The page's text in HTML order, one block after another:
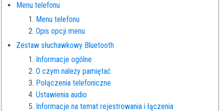
Menu telefonu
Menu telefonu
Opis opcji menu
Zestaw słuchawkowy Bluetooth
Informacje ogólne
O czym należy pamiętać
Połączenia telefoniczne
Ustawienia audio
Informacje na temat rejestrowania i łączenia